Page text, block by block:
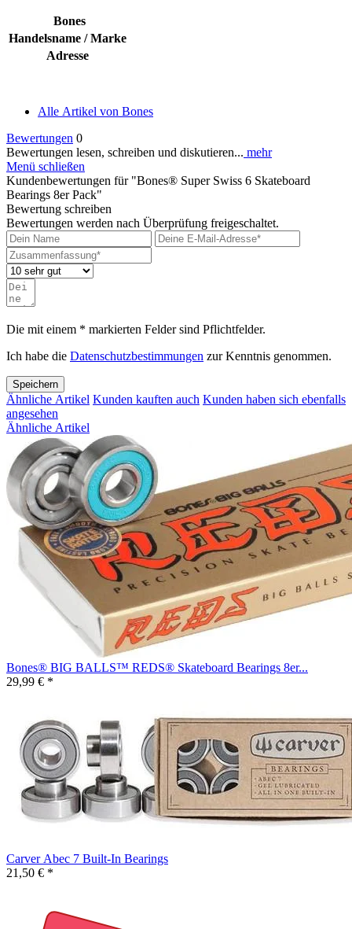
Bones
Handelsname / Marke
Adresse
Alle Artikel von Bones
Bewertungen 0
Bewertungen lesen, schreiben und diskutieren... mehr
Menü schließen
Kundenbewertungen für "Bones® Super Swiss 6 Skateboard
Bearings 8er Pack"
Bewertung schreiben
Bewertungen werden nach Überprüfung freigeschaltet.
Die mit einem * markierten Felder sind Pflichtfelder.
Ich habe die Datenschutzbestimmungen zur Kenntnis genommen.
Speichern
Ähnliche Artikel Kunden kauften auch Kunden haben sich ebenfalls
angesehen
Ähnliche Artikel
Bones® BIG BALLS™ REDS® Skateboard Bearings 8er...
29,99 € *
Carver Abec 7 Built-In Bearings
21,50 € *